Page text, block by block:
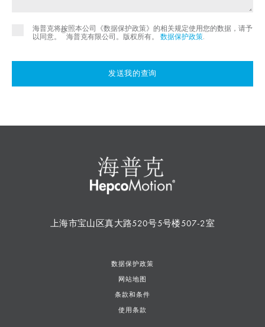
海普克将按照本公司《数据保护政策》的相关规定使用您的数据，请予
以同意。
©
海普克有限公司。版权所有。 数据保护政策.
发送我的查询
上海市宝山区真大路520号5号楼507-2室
数据保护政策
网站地图
条款和条件
使用条款